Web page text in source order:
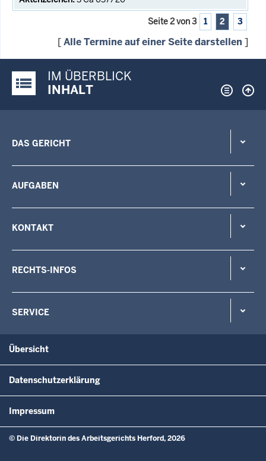
Seite 2 von 3 1 2 3
[Alle Termine auf einer Seite darstellen ]
Justiz-Portal im Überblick:
IM ÜBERBLICK
INHALT
DAS GERICHT
AUFGABEN
KONTAKT
RECHTS-INFOS
SERVICE
Übersicht
Datenschutzerklärung
Impressum
© Die Direktorin des Arbeitsgerichts Herford, 2026